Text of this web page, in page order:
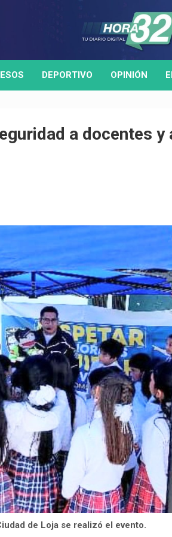
DEPORTIVO OPINIÓN
a docentes y
de Loja se realizó el evento.